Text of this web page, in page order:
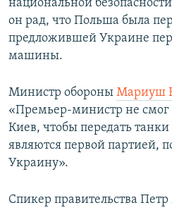
национальной
он рад, что Польша была
предложившей Украине
машины.
Министр обороны Мариуш
«Премьер-министр не смог
Киев, чтобы передать
являются первой партией,
Украину».
Спикер правительства